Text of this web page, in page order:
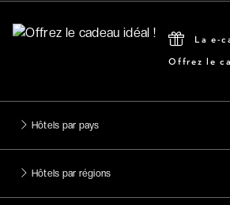
La e-
Offrez le
Hôtels par pays
Hôtels par régions